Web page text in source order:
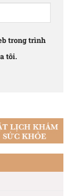
trong trình
tôi.